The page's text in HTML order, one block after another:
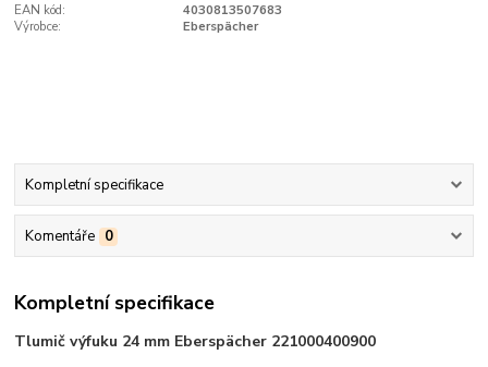
EAN kód:
4030813507683
Výrobce:
Eberspächer
Kompletní specifikace
Komentáře 0
Kompletní specifikace
Tlumič výfuku 24 mm Eberspächer 221000400900